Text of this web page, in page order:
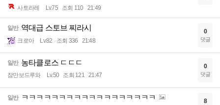
사토라레 Lv.75 조회 110 21:49
일반 역대급 스토브 찌라시
크로아 Lv.82 조회 336 21:48
0
댓글
일반 농타클로스 ㄷㄷㄷ
잠만보드루와 Lv.50 조회 121 21:47
0
댓글
일반 ㅋㅋㅋㅋㅋㅋㅋㅋㅋㅋㅋㅋㅋㅋㅋㅋㅋㅋ 8